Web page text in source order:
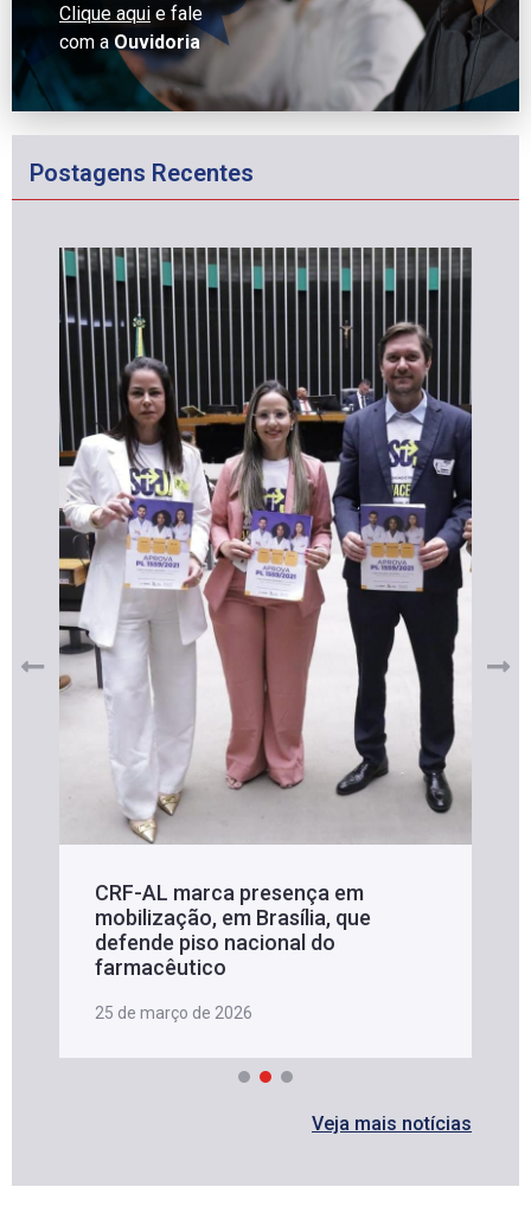
Clique aqui e fale
com a Ouvidoria
Postagens Recentes
CRF-AL marca presença em
mobilização, em Brasília, que
defende piso nacional do
farmacêutico
25 de março de 2026
Veja mais notícias